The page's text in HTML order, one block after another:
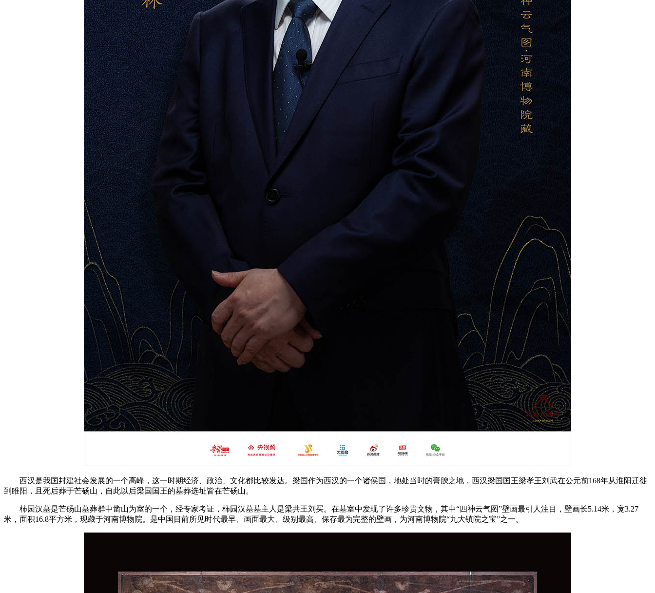
西汉是我国封建社会发展的一个高峰，这一时期经济、政治、文化都比较发达。梁国作为西汉的一个诸侯国，地处当时的膏腴之地，西汉梁国国王梁孝王刘武在公元前168年从淮阳迁徙
到睢阳，且死后葬于芒砀山，自此以后梁国国王的墓葬选址皆在芒砀山。
柿园汉墓是芒砀山墓葬群中凿山为室的一个，经专家考证，柿园汉墓墓主人是梁共王刘买。在墓室中发现了许多珍贵文物，其中“四神云气图”壁画最引人注目，壁画长5.14米，宽3.27
米，面积16.8平方米，现藏于河南博物院。是中国目前所见时代最早、画面最大、级别最高、保存最为完整的壁画，为河南博物院“九大镇院之宝”之一。